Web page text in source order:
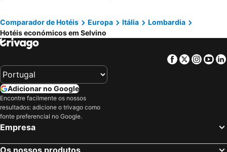
Bes Hotel Bergamo West
Arli Hotel Business and Wellness
La Castellana
Hotel Winter Garden
Albergo 900
Art & Hotel
Casa Mario Lupo
Life Hotel
Il Sole
57 Reshotel Orio
Hotel Piazza Vecchia
Comparador de Hotéis Europa Itália
Lombardia
Hotéis económicos em Selvino
Facebook
Twitter
Adicionar no Google
Encontre facilmente os nossos
resultados: adicione o trivago como
fonte preferencial no Google.
Empresa
Os nossos produtos